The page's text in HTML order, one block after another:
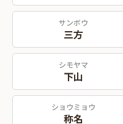
サンボウ
三方
シモヤマ
下山
ショウミョウ
称名